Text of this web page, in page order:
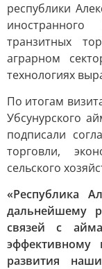
республики
иностранного
транзитных
аграрном
технологиях
По итогам
Убсунурского
подписали
торговли,
сельского
«Республика
дальнейшему
связей с
эффективному
развития